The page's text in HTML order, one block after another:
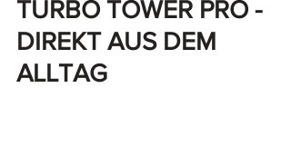
TURBO TOWER PRO -
DIREKT AUS DEM
ALLTAG